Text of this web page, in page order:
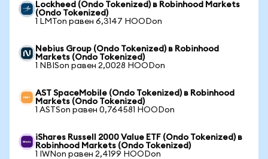
Lockheed (Ondo Tokenized) в Robinhood Markets
(Ondo Tokenized)
1 LMTon равен 6,3147 HOODon
Nebius Group (Ondo Tokenized) в Robinhood
Markets (Ondo Tokenized)
1 NBISon равен 2,0028 HOODon
AST SpaceMobile (Ondo Tokenized) в Robinhood
Markets (Ondo Tokenized)
1 ASTSon равен 0,764581 HOODon
iShares Russell 2000 Value ETF (Ondo Tokenized) в
Robinhood Markets (Ondo Tokenized)
1 IWNon равен 2,4199 HOODon